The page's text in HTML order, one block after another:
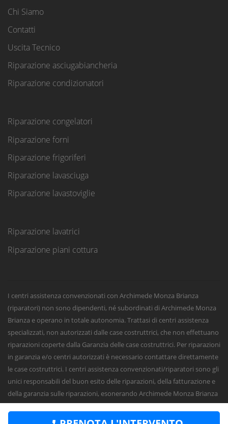
Chi Siamo
Contatti
Uscita Tecnico
Riparazione asciugabiancheria
Riparazione condizionatori
Riparazione congelatori
Riparazione forni
Riparazione frigoriferi
Riparazione lavasciuga
Riparazione lavastoviglie
Riparazione lavatrici
Riparazione piani cottura
I centri assistenza convenzionati con Archimede Monza Brianza
(riparatori) non sono dipendenti, né subordinati di Archimede Monza
Brianza e operano in totale autonomia. Trattasi di centri assistenza
specializzati, non autorizzati dalle case costruttrici, che non effettuano
riparazioni coperte dalla Garanzia delle case costruttrici. Per riparazioni
in garanzia e/o centri autorizzati è necessario contattare direttamente
le case costruttrici. I centri assistenza convenzionati/riparatori sono gli
unici responsabili del buon esito delle riparazioni, della fatturazione e
della garanzia sulle riparazioni, esonerando Archimede Monza Brianza
da qualsiasi responsabilità civile, penale o fiscale sugli interventi e sulle